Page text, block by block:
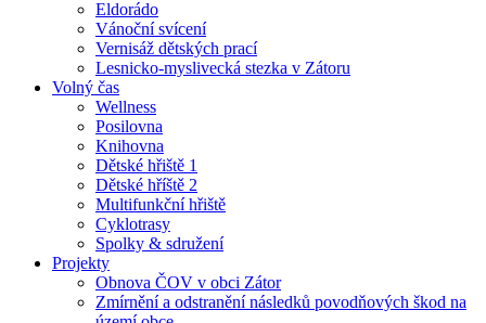
Eldorádo
Vánoční svícení
Vernisáž dětských prací
Lesnicko-myslivecká stezka v Zátoru
Volný čas
Wellness
Posilovna
Knihovna
Dětské hřiště 1
Dětské hříště 2
Multifunkční hřiště
Cyklotrasy
Spolky & sdružení
Projekty
Obnova ČOV v obci Zátor
Zmírnění a odstranění následků povodňových škod na